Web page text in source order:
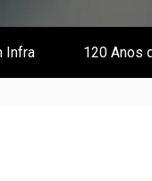
Infra 120 Anos